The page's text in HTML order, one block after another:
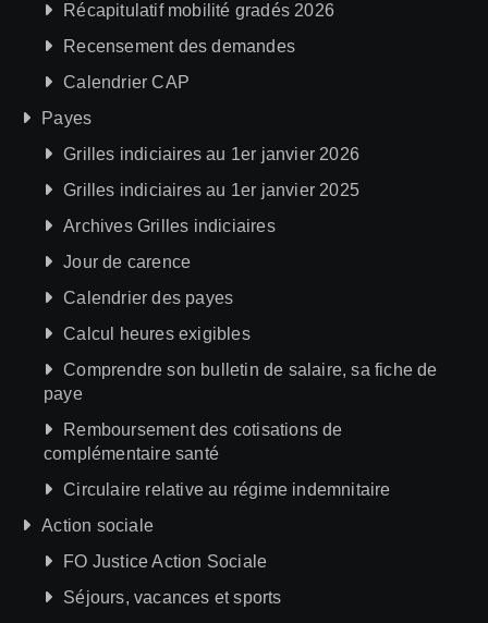
Récapitulatif mobilité gradés 2026
Recensement des demandes
Calendrier CAP
Payes
Grilles indiciaires au 1er janvier 2026
Grilles indiciaires au 1er janvier 2025
Archives Grilles indiciaires
Jour de carence
Calendrier des payes
Calcul heures exigibles
Comprendre son bulletin de salaire, sa fiche de
paye
Remboursement des cotisations de
complémentaire santé
Circulaire relative au régime indemnitaire
Action sociale
FO Justice Action Sociale
Séjours, vacances et sports